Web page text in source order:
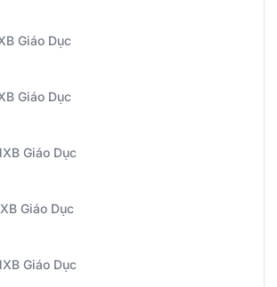
Giáo Dục
Giáo Dục
Giáo Dục
Giáo Dục
Giáo Dục